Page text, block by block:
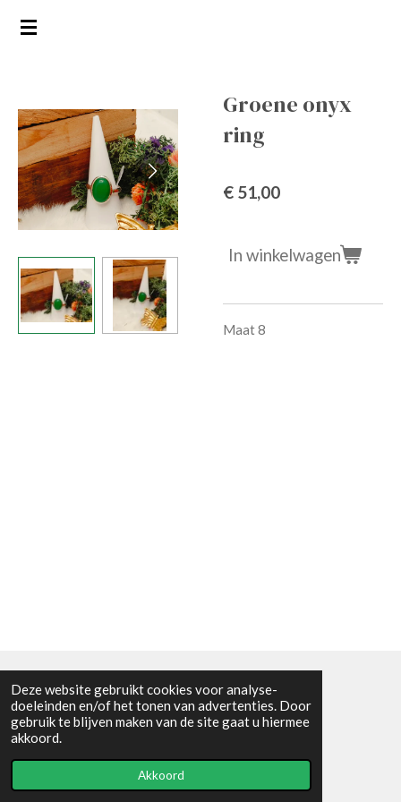
Deze website gebruikt cookies voor analyse-
doeleinden en/of het tonen van advertenties. Door
gebruik te blijven maken van de site gaat u hiermee
akkoord.
Akkoord
Ga
hoofdinhoud
Groene onyx
ring
€ 51,00
In winkelwagen
Maat 8
Algemene voorwaarden
© 2021 - RC en mineralenshop Het vlinderpad